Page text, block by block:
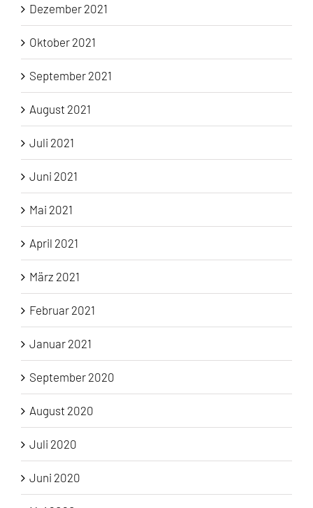
Dezember 2021
Oktober 2021
September 2021
August 2021
Juli 2021
Juni 2021
Mai 2021
April 2021
März 2021
Februar 2021
Januar 2021
September 2020
August 2020
Juli 2020
Juni 2020